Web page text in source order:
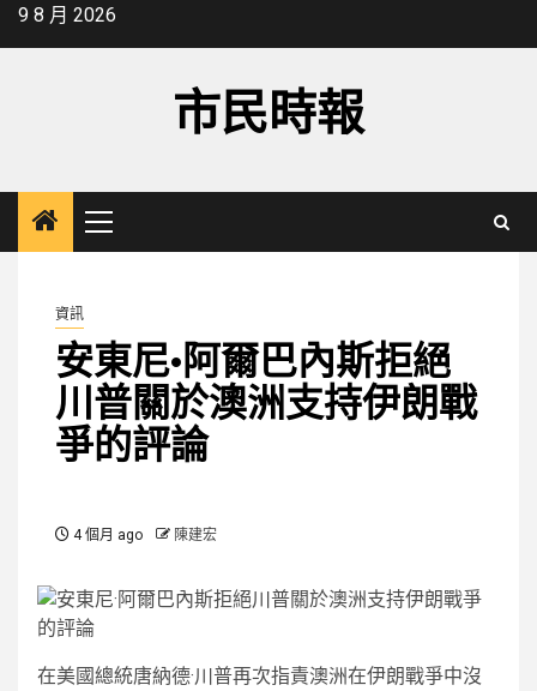
Skip9 8 月 2026
市民時報
Primary
Menu
資訊
安東尼·阿爾巴內斯拒絕
川普關於澳洲支持伊朗戰
爭的評論
4 個月 ago 陳建宏
在美國總統唐納德·川普再次指責澳洲在伊朗戰爭中沒